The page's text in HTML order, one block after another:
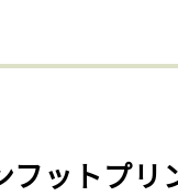
フットプリ